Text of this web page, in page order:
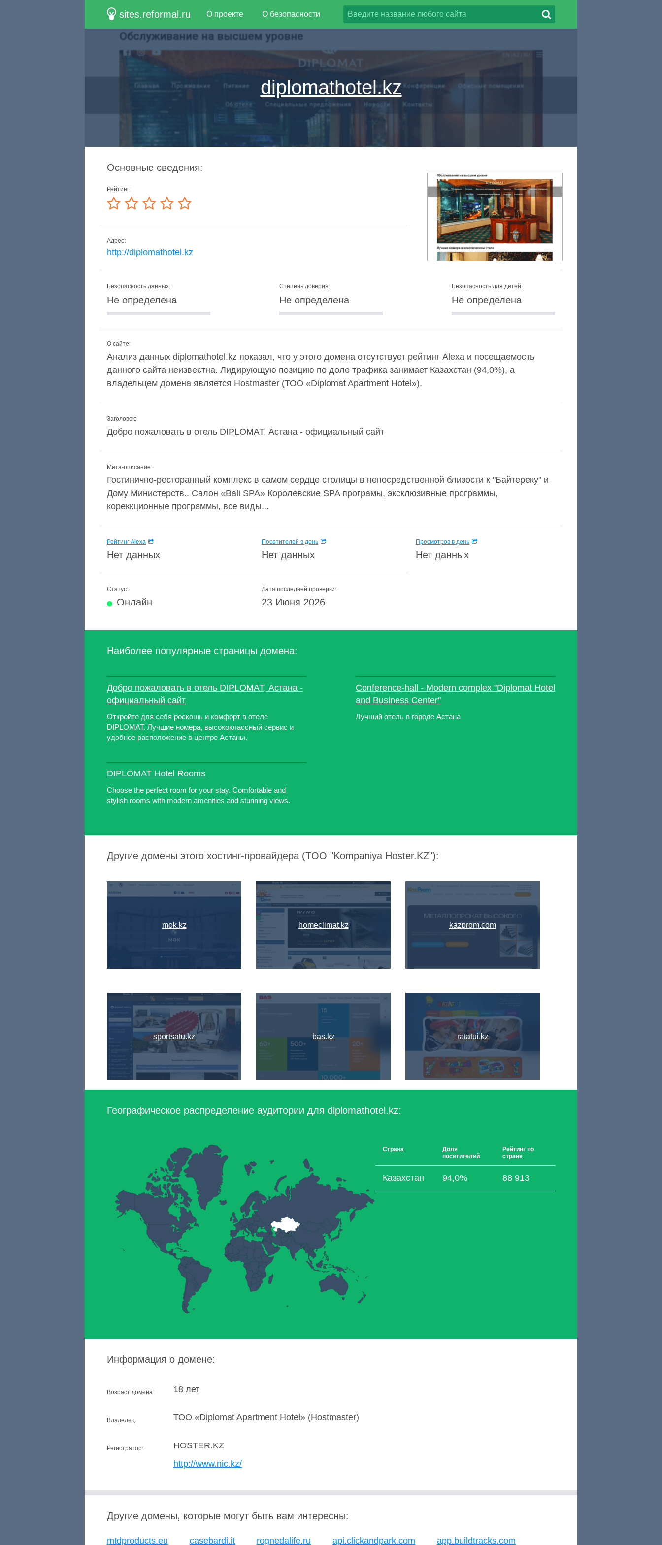
sites.reformal.ru О проекте О безопасности
diplomathotel.kz
Основные сведения:
Рейтинг:
Адрес:
http://diplomathotel.kz
Безопасность данных:
Не определена
Степень доверия:
Не определена
Безопасность для детей:
Не определена
О сайте:
Анализ данных diplomathotel.kz показал, что у этого домена отсутствует рейтинг Alexa и посещаемость
данного сайта неизвестна. Лидирующую позицию по доле трафика занимает Казахстан (94,0%), а
владельцем домена является Hostmaster (ТОО «Diplomat Apartment Hotel»).
Заголовок:
Добро пожаловать в отель DIPLOMAT, Астана - официальный сайт
Мета-описание:
Гостинично-ресторанный комплекс в самом сердце столицы в непосредственной близости к "Байтереку" и
Дому Министерств.. Cалон «Bali SPA» Королевские SPA програмы, эксклюзивные программы,
кореккционные программы, все виды...
Рейтинг Alexa
Нет данных
Посетителей в день
Нет данных
Просмотров в день
Нет данных
Статус:
Онлайн
Дата последней проверки:
23 Июня 2026
Наиболее популярные страницы домена:
Добро пожаловать в отель DIPLOMAT, Астана -
официальный сайт
Откройте для себя роскошь и комфорт в отеле
DIPLOMAT. Лучшие номера, высококлассный сервис и
удобное расположение в центре Астаны.
DIPLOMAT Hotel Rooms
Choose the perfect room for your stay. Comfortable and
stylish rooms with modern amenities and stunning views.
Conference-hall - Modern complex "Diplomat Hotel
and Business Center"
Лучший отель в городе Астана
Другие домены этого хостинг-провайдера (TOO "Kompaniya Hoster.KZ"):
mok.kz
sportsatu.kz
homeclimat.kz
bas.kz
kazprom.com
ratatui.kz
Географическое распределение аудитории для diplomathotel.kz:
Страна
Доля
посетителей
Рейтинг по
стране
Казахстан 94,0% 88 913
Информация о домене:
Возраст домена: 18 лет
Владелец: ТОО «Diplomat Apartment Hotel» (Hostmaster)
Регистратор:
HOSTER.KZ
http://www.nic.kz/
Другие домены, которые могут быть вам интересны:
mtdproducts.eu casebardi.it rognedalife.ru api.clickandpark.com app.buildtracks.com